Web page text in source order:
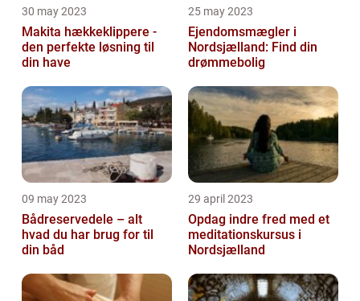
30 may 2023
Makita hækkeklippere -
den perfekte løsning til
din have
25 may 2023
Ejendomsmægler i
Nordsjælland: Find din
drømmebolig
09 may 2023
Bådreservedele – alt
hvad du har brug for til
din båd
29 april 2023
Opdag indre fred med et
meditationskursus i
Nordsjælland